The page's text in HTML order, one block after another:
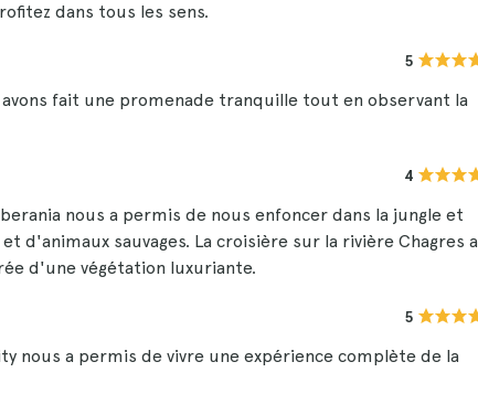
dans tous les sens.
5
fait une promenade tranquille tout en observant la
4
nous a permis de nous enfoncer dans la jungle et
d'animaux sauvages. La croisière sur la rivière Chagres a
d'une végétation luxuriante.
5
nous a permis de vivre une expérience complète de la